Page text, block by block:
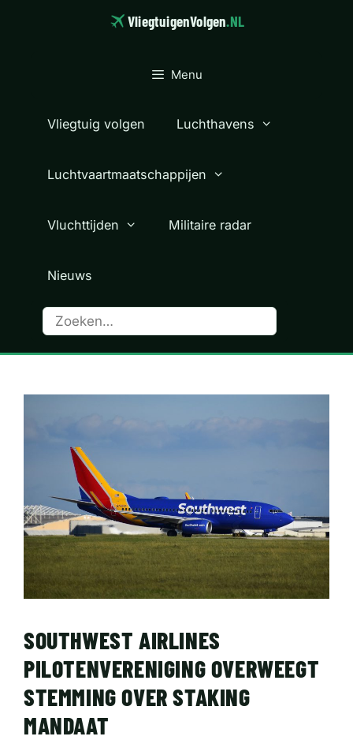
VliegtuigenVolgen.NL
Menu
Vliegtuig volgen Luchthavens
Luchtvaartmaatschappijen
Vluchttijden Militaire radar
Nieuws
SOUTHWEST AIRLINES
PILOTENVERENIGING OVERWEEGT
STEMMING OVER STAKING
MANDAAT